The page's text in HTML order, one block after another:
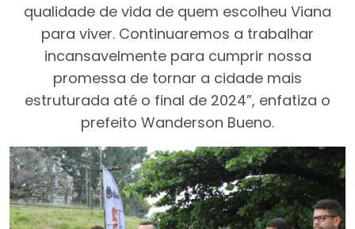
qualidade de vida de quem escolheu Viana
para viver. Continuaremos a trabalhar
incansavelmente para cumprir nossa
promessa de tornar a cidade mais
estruturada até o final de 2024”, enfatiza o
prefeito Wanderson Bueno.